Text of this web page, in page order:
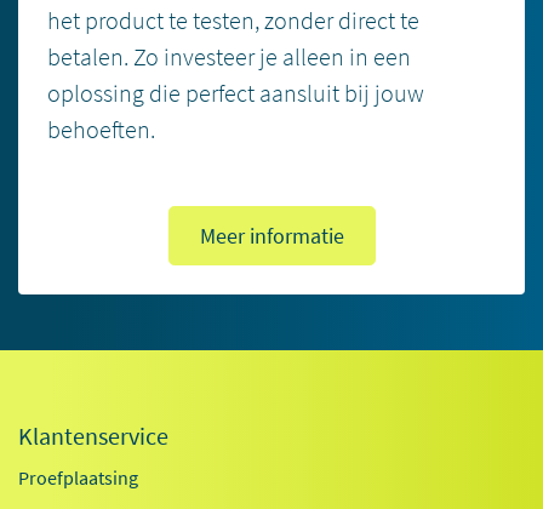
het product te testen, zonder direct te
betalen. Zo investeer je alleen in een
oplossing die perfect aansluit bij jouw
behoeften.
Meer informatie
Klantenservice
Proefplaatsing